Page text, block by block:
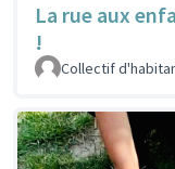
La rue aux
!
Collectif